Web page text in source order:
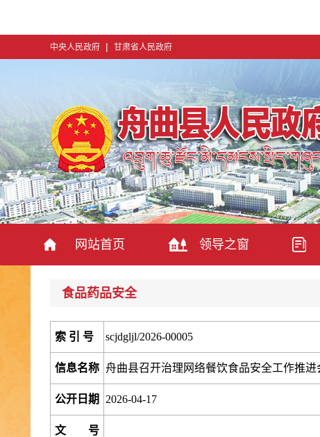
中央人民政府 | 甘肃省人民政府
网站首页 领导之窗
食品药品安全
索 引 号 scjdgljl/2026-00005
信息名称 舟曲县召开治理网络餐饮食品安全工作推进
公开日期 2026-04-17
文 号